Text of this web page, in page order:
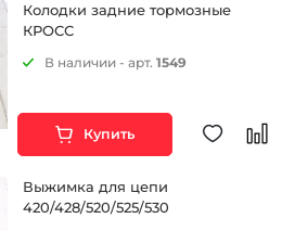
Колодки задние тормозные
КРОСС
В наличии - арт.1549
Купить
Выжимка для цепи
420/428/520/525/530